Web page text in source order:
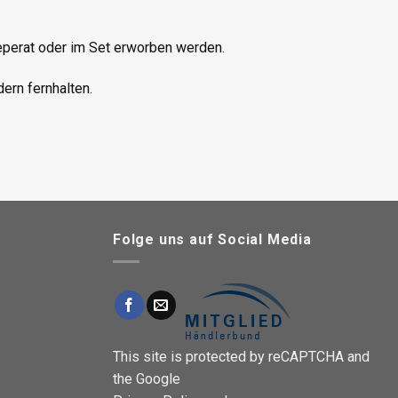
oder im Set erworben werden.
fernhalten.
Folge uns auf Social Media
This site is protected by reCAPTCHA and
the Google